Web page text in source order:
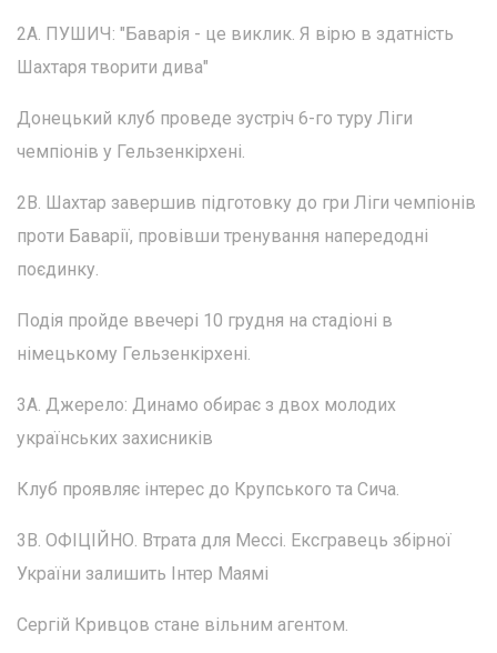
2А. ПУШИЧ: "Баварія - це виклик. Я вірю в здатність
Шахтаря творити дива"
Донецький клуб проведе зустріч 6-го туру Ліги
чемпіонів у Гельзенкірхені.
2В. Шахтар завершив підготовку до гри Ліги чемпіонів
проти Баварії, провівши тренування напередодні
поєдинку.
Подія пройде ввечері 10 грудня на стадіоні в
німецькому Гельзенкірхені.
3А. Джерело: Динамо обирає з двох молодих
українських захисників
Клуб проявляє інтерес до Крупського та Сича.
3В. ОФІЦІЙНО. Втрата для Мессі. Ексгравець збірної
України залишить Інтер Маямі
Сергій Кривцов стане вільним агентом.